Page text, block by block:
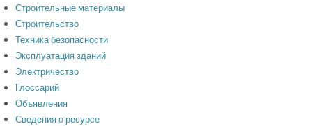
Строительные материалы
Строительство
Техника безопасности
Эксплуатация зданий
Электричество
Глоссарий
Объявления
Сведения о ресурсе